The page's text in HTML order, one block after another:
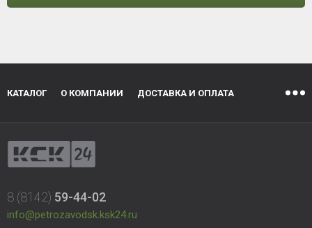
КАТАЛОГ О КОМПАНИИ ДОСТАВКА И ОПЛАТА
8 (8142) 59-44-02
info@petrozavodsk.ksk24.ru